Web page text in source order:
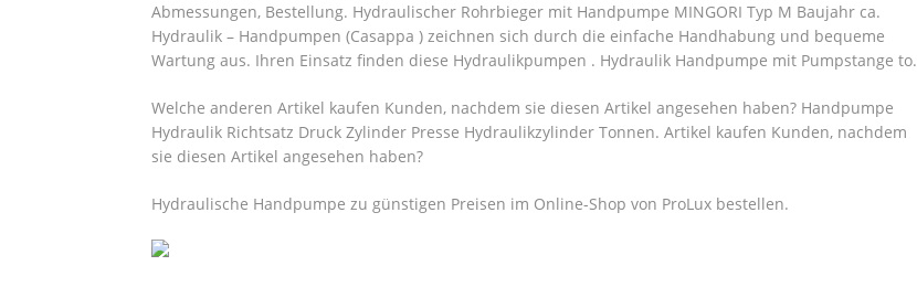
Abmessungen, Bestellung. Hydraulischer Rohrbieger mit Handpumpe MINGORI Typ M Baujahr ca.
Hydraulik – Handpumpen (Casappa ) zeichnen sich durch die einfache Handhabung und bequeme
Wartung aus. Ihren Einsatz finden diese Hydraulikpumpen . Hydraulik Handpumpe mit Pumpstange to.
Welche anderen Artikel kaufen Kunden, nachdem sie diesen Artikel angesehen haben? Handpumpe
Hydraulik Richtsatz Druck Zylinder Presse Hydraulikzylinder Tonnen. Artikel kaufen Kunden, nachdem
sie diesen Artikel angesehen haben?
Hydraulische Handpumpe zu günstigen Preisen im Online-Shop von ProLux bestellen.